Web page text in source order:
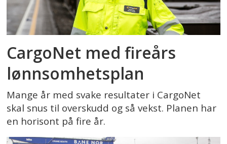
CargoNet med fireårs
lønnsomhetsplan
Mange år med svake resultater i CargoNet
skal snus til overskudd og så vekst. Planen har
en horisont på fire år.